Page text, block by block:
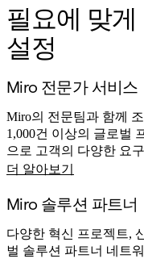
필요에 맞
설정
Miro 전문가 서비스
Miro의 전문팀과 함께
1,000건 이상의 글로벌
으로 고객의 다양한 요
더 알아보기
Miro 솔루션 파트너
다양한 혁신 프로젝트,
벌 솔루션 파트너 네트